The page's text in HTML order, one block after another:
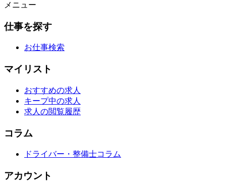
メニュー
仕事を探す
お仕事検索
マイリスト
おすすめの求人
キープ中の求人
求人の閲覧履歴
コラム
ドライバー・整備士コラム
アカウント